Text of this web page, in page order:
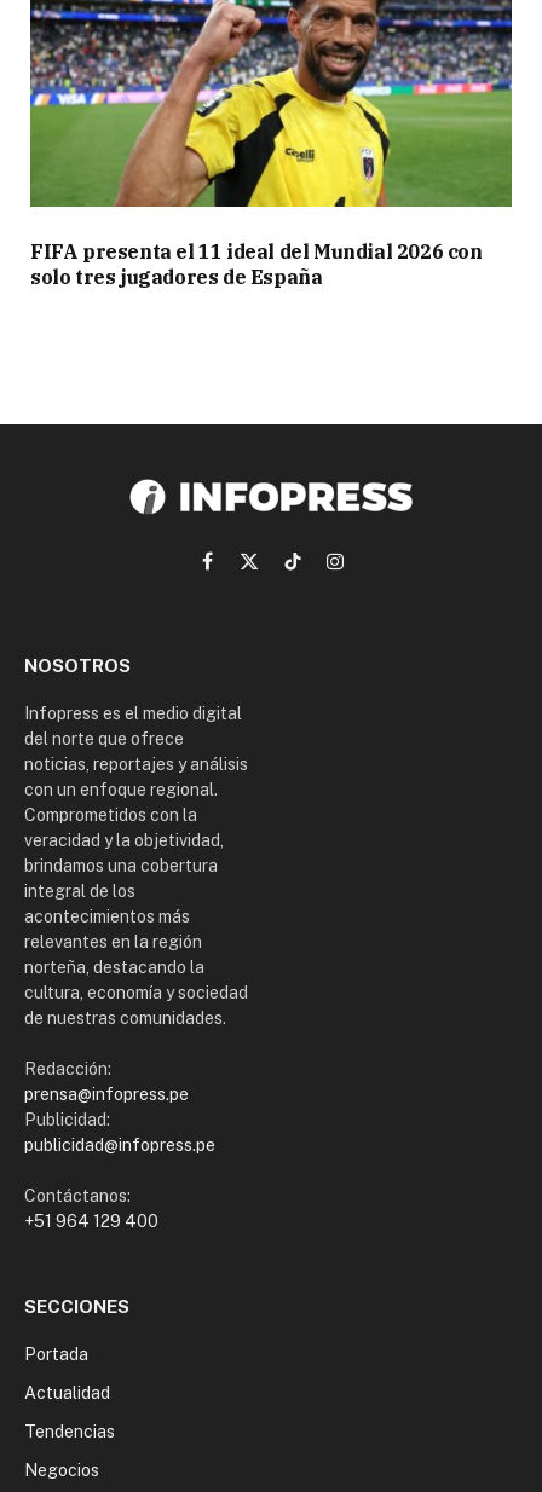
FIFA presenta el 11 ideal del Mundial 2026 con
solo tres jugadores de España
Facebook
X
TikTokInstagram
NOSOTROS
Infopress es el medio digital
del norte que ofrece
noticias, reportajes y análisis
con un enfoque regional.
Comprometidos con la
veracidad y la objetividad,
brindamos una cobertura
integral de los
acontecimientos más
relevantes en la región
norteña, destacando la
cultura, economía y sociedad
de nuestras comunidades.
Redacción:
prensa@infopress.pe
Publicidad:
publicidad@infopress.pe
Contáctanos:
+51 964 129 400
SECCIONES
Portada
Actualidad
Tendencias
Negocios